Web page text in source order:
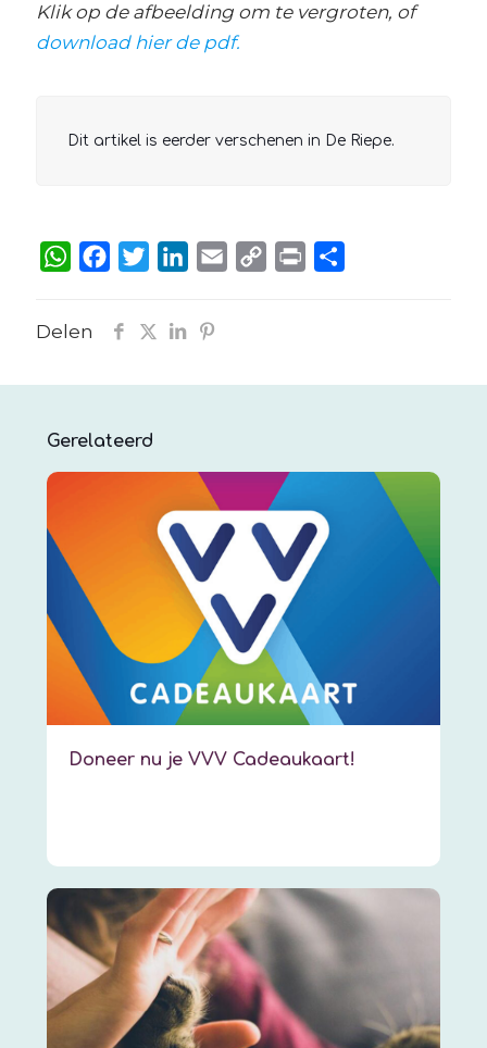
Klik op de afbeelding om te vergroten, of
download hier de pdf.
Dit artikel is eerder verschenen in De Riepe.
WhatsAppFacebookTwitterLinkedIn
Email Copy
Print
Delen
Gerelateerd
Doneer nu je VVV Cadeaukaart!